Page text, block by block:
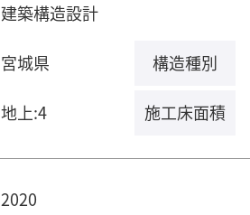
建築構造設計
宮城県 構造種別
地上:4 施工床面積
2020